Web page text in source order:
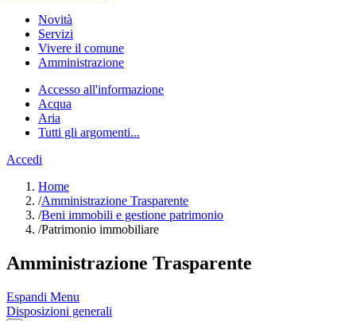
Novità
Servizi
Vivere il comune
Amministrazione
Accesso all'informazione
Acqua
Aria
Tutti gli argomenti...
Accedi
Home
/Amministrazione Trasparente
/Beni immobili e gestione patrimonio
/Patrimonio immobiliare
Amministrazione Trasparente
Espandi Menu
Disposizioni generali